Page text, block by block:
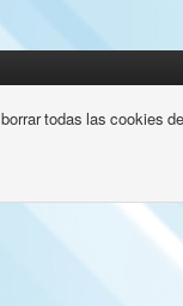
todas las cookies